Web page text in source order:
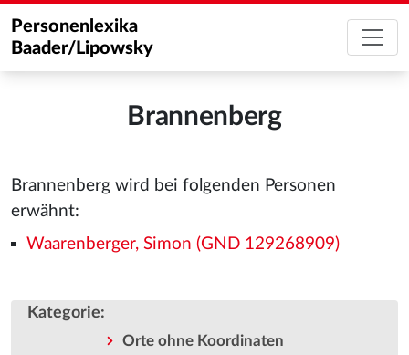
Personenlexika
Baader/Lipowsky
Brannenberg
Brannenberg wird bei folgenden Personen
erwähnt:
Waarenberger, Simon (GND 129268909)
Kategorie:
Orte ohne Koordinaten